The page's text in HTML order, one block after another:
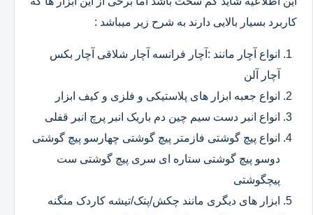
کاربرد بسیار بالایی دارند به شرح زیر میباشد :
انواع آچار مانند :آچار فرانسه آچار شلاقی آچار بکس
آچار آلن
انواع جعبه ابزار های پلاستیکی و فلزی و کیف ابزار
انواع انبر دست سیم چین دم باریک انبر پرچ انبر قفلی
انواع پیچ گوشتی فازمتر پیچ گوشتی چهارسو پیچ گوشتی
دوسو پیچ گوشتی ستاره ای سری پیچ گوشتی ست
پیچگوشتی
ابزار های دیگری مانند چکش/پتک/تیشه کاردک منگنه